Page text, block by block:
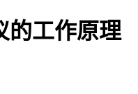
的工作原理